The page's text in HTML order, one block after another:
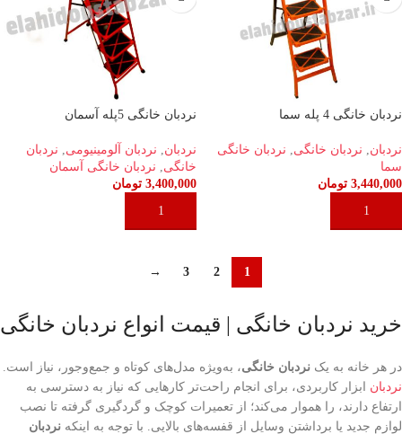
نردبان خانگی 4 پله سما
نردبان, نردبان خانگی, نردبان خانگی
سما
3,440,000 تومان
افزودن به سبد خرید
نردبان خانگی 5پله آسمان
نردبان, نردبان آلومینیومی, نردبان
خانگی, نردبان خانگی آسمان
3,400,000 تومان
افزودن به سبد خرید
1
2
3
→
خرید نردبان خانگی | قیمت انواع نردبان خانگی
در هر خانه‌ به یک نردبان خانگی، به‌ویژه مدل‌های کوتاه و جمع‌وجور، نیاز است.
نردبان ابزار کاربردی، برای انجام راحت‌تر کارهایی که نیاز به دسترسی به
ارتفاع دارند، را هموار می‌کند؛ از تعمیرات کوچک و گردگیری گرفته تا نصب
لوازم جدید یا برداشتن وسایل از قفسه‌های بالایی. با توجه به اینکه نردبان